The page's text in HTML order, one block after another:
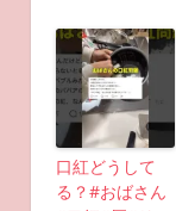
口紅どうして
る？#おばさん